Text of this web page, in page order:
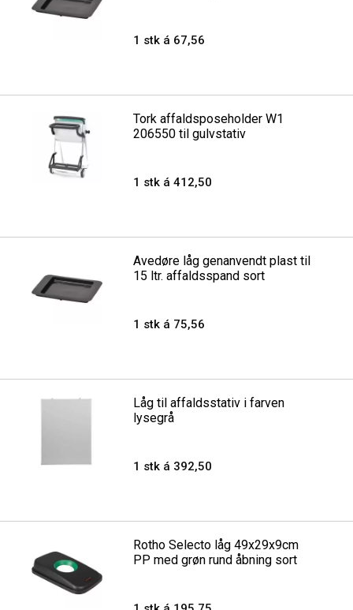
1 stk á 67,56
Tork affaldsposeholder W1
206550 til gulvstativ
1 stk á 412,50
Avedøre låg genanvendt plast til
15 ltr. affaldsspand sort
1 stk á 75,56
Låg til affaldsstativ i farven
lysegrå
1 stk á 392,50
Rotho Selecto låg 49x29x9cm
PP med grøn rund åbning sort